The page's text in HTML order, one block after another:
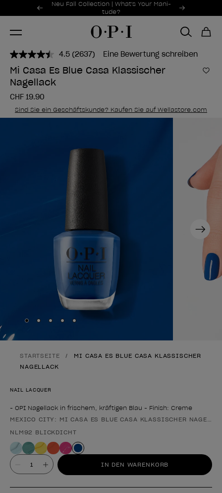
Sonderangebote
Neu Fall Collection | What's Your Mani-
tude?
Item 1 of 2
4.5 2637
Bewertungen
lesen..
Seite.
(2637) Eine Bewertung schreiben
Mi Casa Es Blue Casa Klassischer
Nagellack
Zur
CHF 19.90
Sind Sie ein Geschäftskunde? Kaufen Sie auf Wellastore.com
Next
Skip to slide
Skip to slide
Skip to slide
Skip to slide
Skip to slide
STARTSEITE
MI CASA ES BLUE CASA KLASSISCHER
NAGELLACK
NAIL LACQUER
- OPI Nagellack in frischem, kräftigen Blau - Finish: Creme
Form des Produkts
MEXICO CITY: MI CASA ES BLUE CASA KLASSISCHER
NLM92 BLICKDICHT
Wert IN DEN WARENKORB